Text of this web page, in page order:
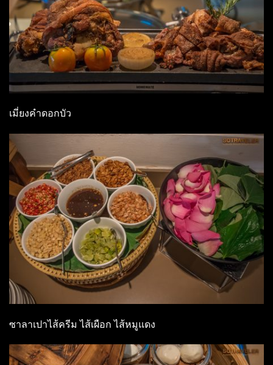
เมี่ยงคำดอกบัว
ซาลาเปาไส้ครีม ไส้เผือก ไส้หมูแดง